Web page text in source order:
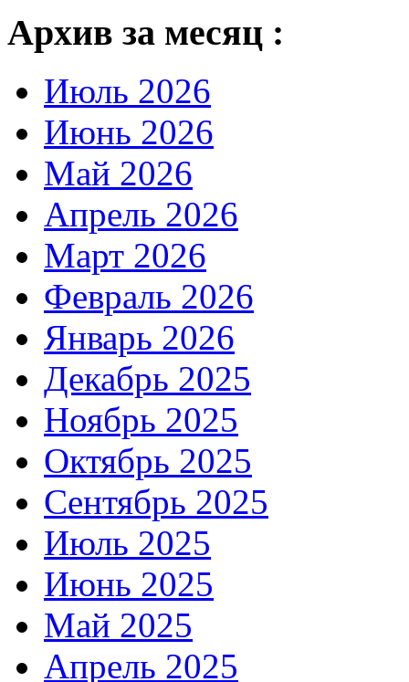
Архив за месяц :
Июль 2026
Июнь 2026
Май 2026
Апрель 2026
Март 2026
Февраль 2026
Январь 2026
Декабрь 2025
Ноябрь 2025
Октябрь 2025
Сентябрь 2025
Июль 2025
Июнь 2025
Май 2025
Апрель 2025